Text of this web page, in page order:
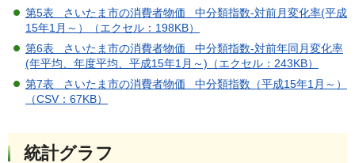
第5表 さいたま市の消費者物価 中分類指数-対前月変化率(平成
15年1月～）（エクセル：198KB）
第6表 さいたま市の消費者物価 中分類指数-対前年同月変化率
(年平均、年度平均、平成15年1月～)（エクセル：243KB）
第7表 さいたま市の消費者物価 中分類指数（平成15年1月～）
（CSV：67KB）
統計グラフ